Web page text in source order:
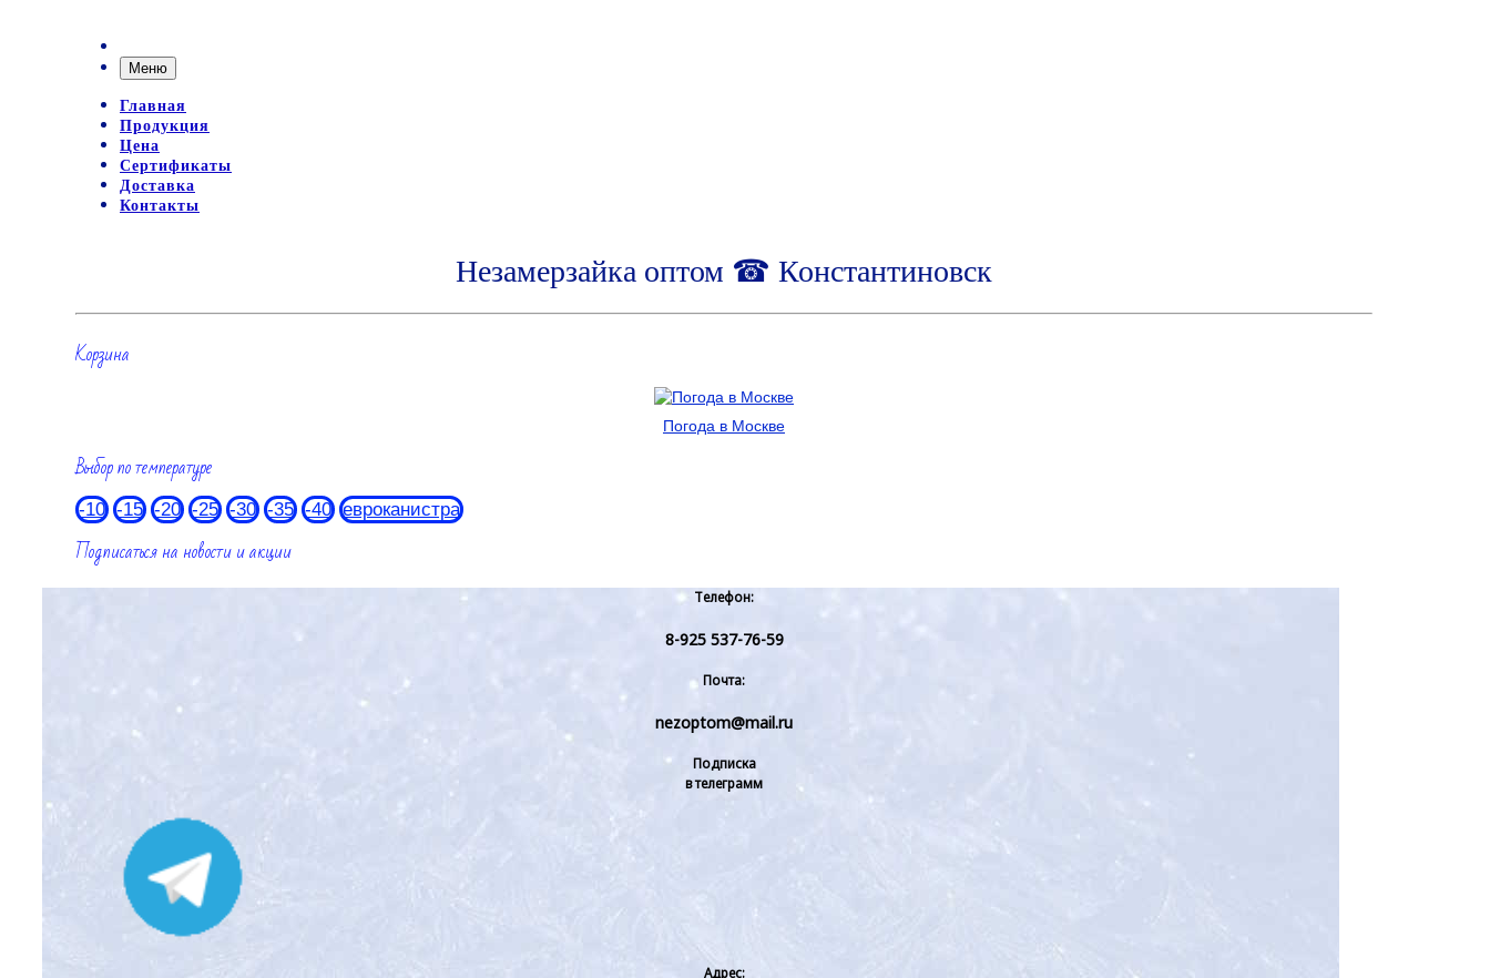
Меню
Главная
Продукция
Цена
Сертификаты
Доставка
Контакты
Незамерзайка оптом ☎ Константиновск
Корзина
Погода в Москве
Выбор по температуре
-10 -15 -20 -25 -30 -35 -40 евроканистра
Подписаться на новости и акции
Телефон:
8-925 537-76-59
Почта:
nezoptom@mail.ru
Подписка
в телеграмм
Адрес: